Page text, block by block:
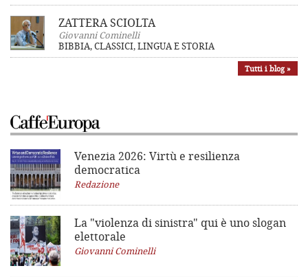
ZATTERA SCIOLTA
Giovanni Cominelli
BIBBIA, CLASSICI, LINGUA E STORIA
Tutti i blog »
Venezia 2026: Virtù e resilienza
democratica
Redazione
La "violenza di sinistra" qui è uno slogan
elettorale
Giovanni Cominelli